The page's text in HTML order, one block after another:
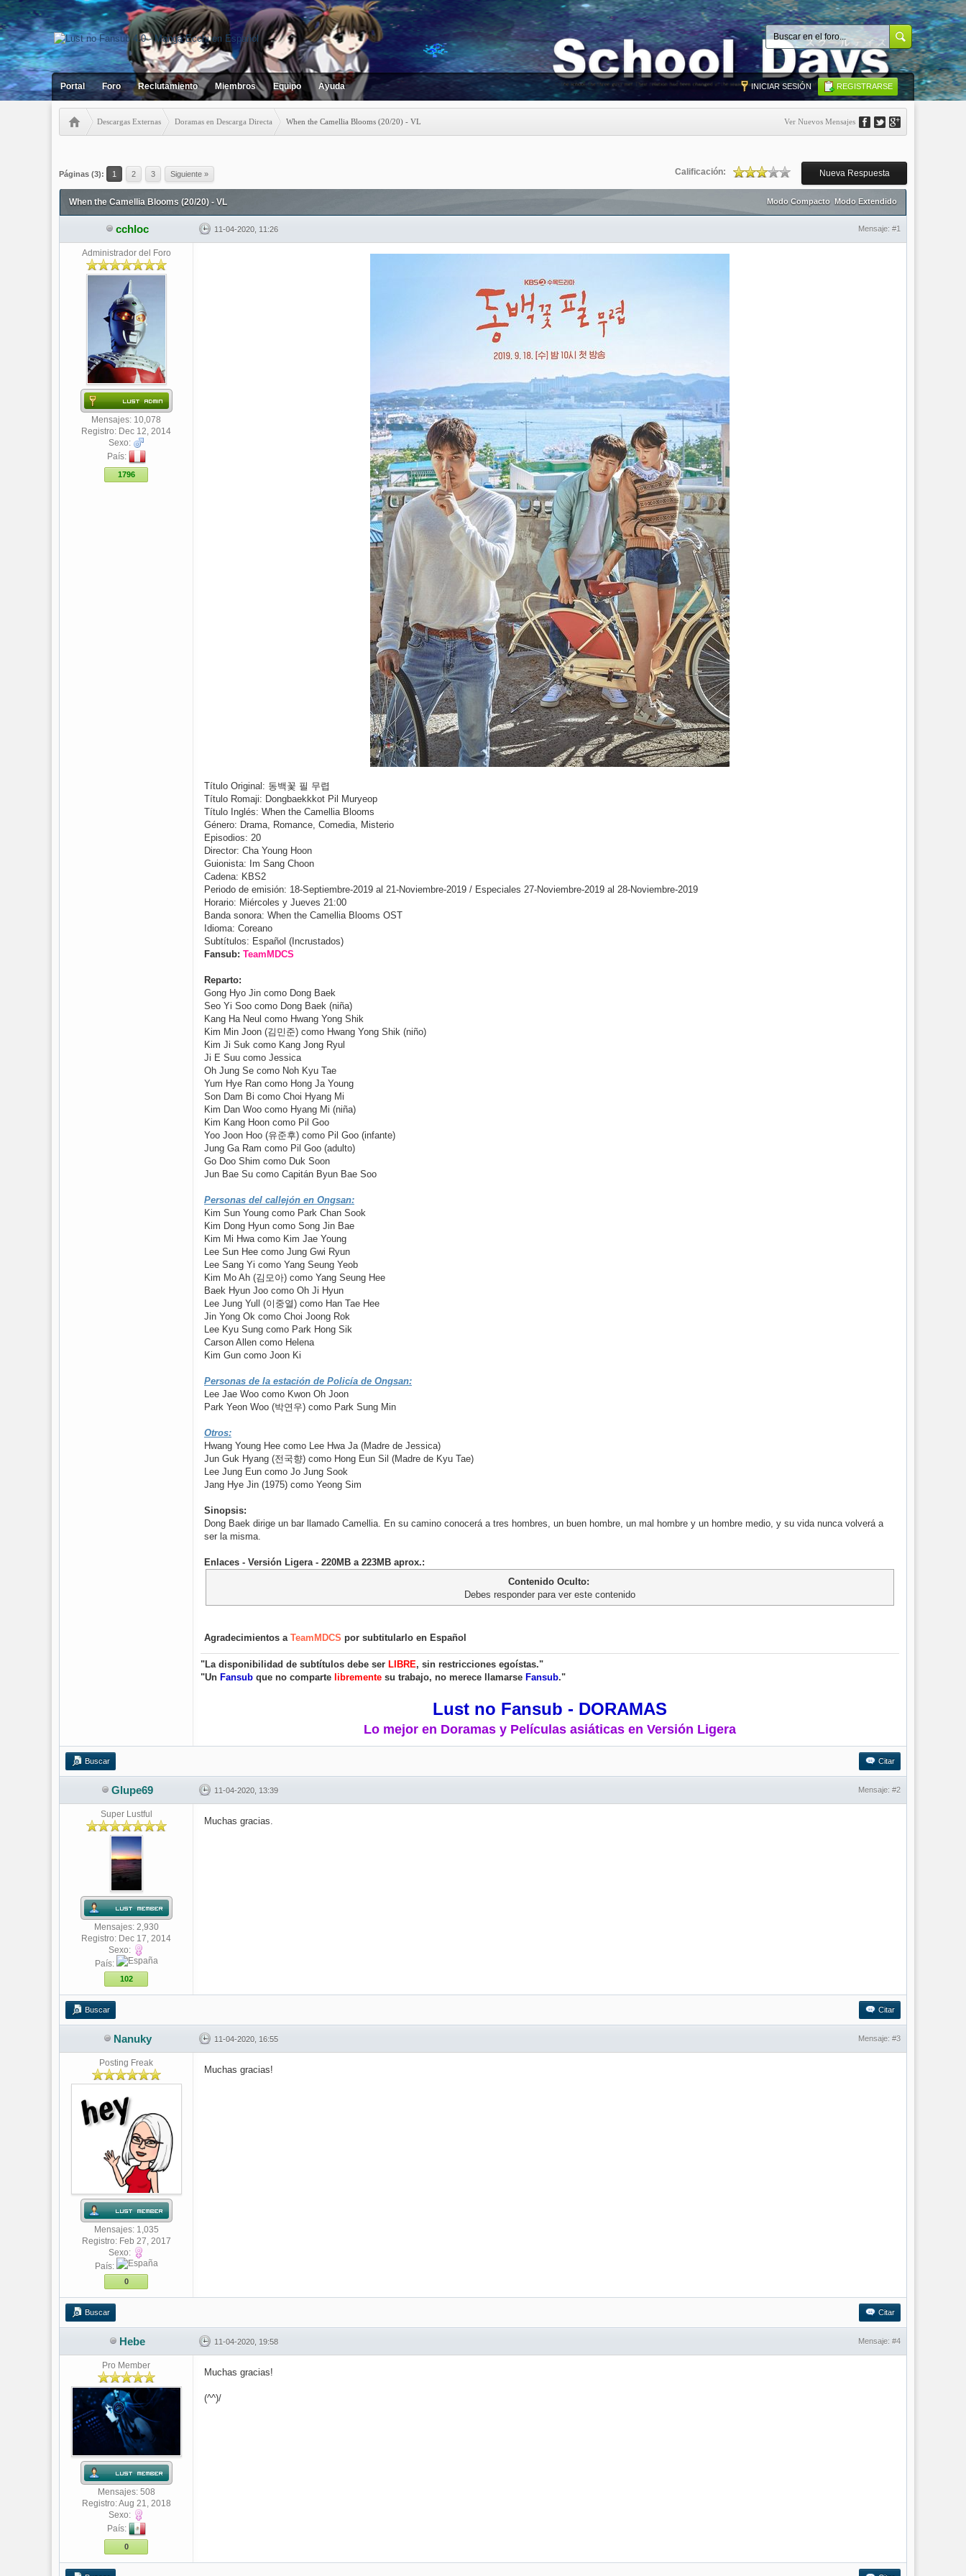
Portal Foro Reclutamiento Miembros Equipo Ayuda INICIAR SESIÓN REGISTRARSE
Descargas Externas Doramas en Descarga Directa When the Camellia Blooms (20/20) - VL Ver Nuevos Mensajes
Páginas (3): 1 2 3 Siguiente » Nueva Respuesta
Calificación:
1 votos - 3 Media
Modo Compacto Modo Extendido
When the Camellia Blooms (20/20) - VL
cchloc 11-04-2020, 11:26 Mensaje: #1
Administrador del Foro
Mensajes: 10,078
Registro: Dec 12, 2014
Sexo:
País:
1796
Título Original: 동백꽃 필 무렵
Título Romaji: Dongbaekkkot Pil Muryeop
Título Inglés: When the Camellia Blooms
Género: Drama, Romance, Comedia, Misterio
Episodios: 20
Director: Cha Young Hoon
Guionista: Im Sang Choon
Cadena: KBS2
Periodo de emisión: 18-Septiembre-2019 al 21-Noviembre-2019 / Especiales 27-Noviembre-2019 al 28-Noviembre-2019
Horario: Miércoles y Jueves 21:00
Banda sonora: When the Camellia Blooms OST
Idioma: Coreano
Subtítulos: Español (Incrustados)
Fansub: TeamMDCS
Reparto:
Gong Hyo Jin como Dong Baek
Seo Yi Soo como Dong Baek (niña)
Kang Ha Neul como Hwang Yong Shik
Kim Min Joon (김민준) como Hwang Yong Shik (niño)
Kim Ji Suk como Kang Jong Ryul
Ji E Suu como Jessica
Oh Jung Se como Noh Kyu Tae
Yum Hye Ran como Hong Ja Young
Son Dam Bi como Choi Hyang Mi
Kim Dan Woo como Hyang Mi (niña)
Kim Kang Hoon como Pil Goo
Yoo Joon Hoo (유준후) como Pil Goo (infante)
Jung Ga Ram como Pil Goo (adulto)
Go Doo Shim como Duk Soon
Jun Bae Su como Capitán Byun Bae Soo
Personas del callejón en Ongsan:
Kim Sun Young como Park Chan Sook
Kim Dong Hyun como Song Jin Bae
Kim Mi Hwa como Kim Jae Young
Lee Sun Hee como Jung Gwi Ryun
Lee Sang Yi como Yang Seung Yeob
Kim Mo Ah (김모아) como Yang Seung Hee
Baek Hyun Joo como Oh Ji Hyun
Lee Jung Yull (이중열) como Han Tae Hee
Jin Yong Ok como Choi Joong Rok
Lee Kyu Sung como Park Hong Sik
Carson Allen como Helena
Kim Gun como Joon Ki
Personas de la estación de Policía de Ongsan:
Lee Jae Woo como Kwon Oh Joon
Park Yeon Woo (박연우) como Park Sung Min
Otros:
Hwang Young Hee como Lee Hwa Ja (Madre de Jessica)
Jun Guk Hyang (전국향) como Hong Eun Sil (Madre de Kyu Tae)
Lee Jung Eun como Jo Jung Sook
Jang Hye Jin (1975) como Yeong Sim
Sinopsis:
Dong Baek dirige un bar llamado Camellia. En su camino conocerá a tres hombres, un buen hombre, un mal hombre y un hombre medio, y su vida nunca volverá a
ser la misma.
Enlaces - Versión Ligera - 220MB a 223MB aprox.:
Contenido Oculto:
Debes responder para ver este contenido
Agradecimientos a TeamMDCS por subtitularlo en Español
"La disponibilidad de subtítulos debe ser LIBRE, sin restricciones egoístas."
"Un Fansub que no comparte libremente su trabajo, no merece llamarse Fansub."
Lust no Fansub - DORAMAS
Lo mejor en Doramas y Películas asiáticas en Versión Ligera
Buscar Citar
Glupe69 11-04-2020, 13:39 Mensaje: #2
Super Lustful
Mensajes: 2,930
Registro: Dec 17, 2014
Sexo:
País:
102
Muchas gracias.
Buscar Citar
Nanuky 11-04-2020, 16:55 Mensaje: #3
Posting Freak
Mensajes: 1,035
Registro: Feb 27, 2017
Sexo:
País:
0
Muchas gracias!
Buscar Citar
Hebe 11-04-2020, 19:58 Mensaje: #4
Pro Member
Mensajes: 508
Registro: Aug 21, 2018
Sexo:
País:
0
Muchas gracias!
(^^)/